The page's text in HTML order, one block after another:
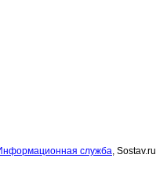
служба, Sostav.ru